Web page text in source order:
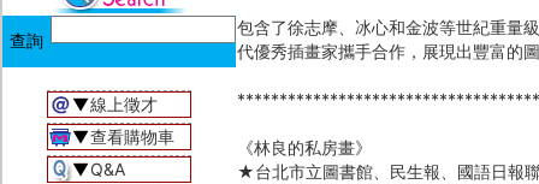
▼線上徵才
▼查看購物車
▼Q&A
包含了徐志摩、冰心和金波等世紀重量
代優秀插畫家攜手合作，展現出豐富的
《林良的私房畫》
★台北市立圖書館、民生報、國語日報